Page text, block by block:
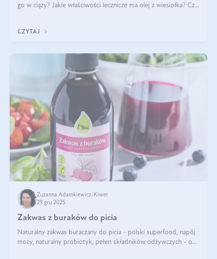
go w ciąży? Jakie właściwości lecznicze ma olej z wiesiołka? Czy
CZYTAJ
Zuzanna Adamkiewicz-Kiwer
29 gru 2025
Zakwas z buraków do picia
Naturalny zakwas buraczany do picia - polski superfood, napój
mocy, naturalny probiotyk, pełen składników odżywczych - o